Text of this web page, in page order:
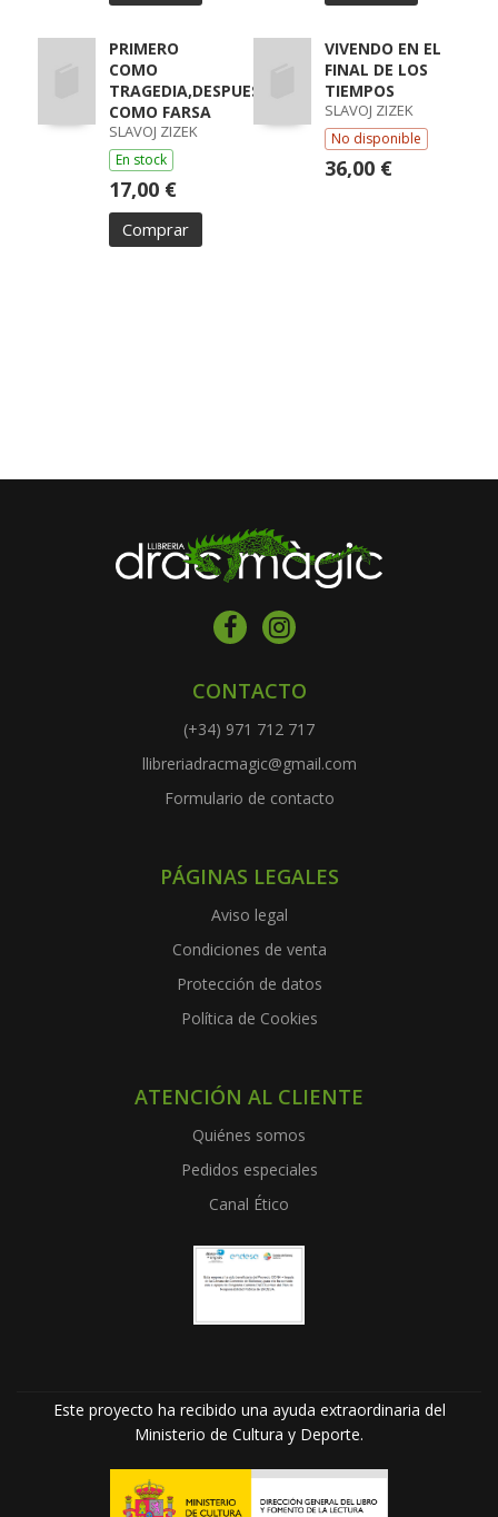
PRIMERO
COMO
TRAGEDIA,DESPUES
COMO FARSA
SLAVOJ ZIZEK
En stock
17,00 €
Comprar
VIVENDO EN EL
FINAL DE LOS
TIEMPOS
SLAVOJ ZIZEK
No disponible
36,00 €
CONTACTO
(+34) 971 712 717
llibreriadracmagic@gmail.com
Formulario de contacto
PÁGINAS LEGALES
Aviso legal
Condiciones de venta
Protección de datos
Política de Cookies
ATENCIÓN AL CLIENTE
Quiénes somos
Pedidos especiales
Canal Ético
Este proyecto ha recibido una ayuda extraordinaria del
Ministerio de Cultura y Deporte.